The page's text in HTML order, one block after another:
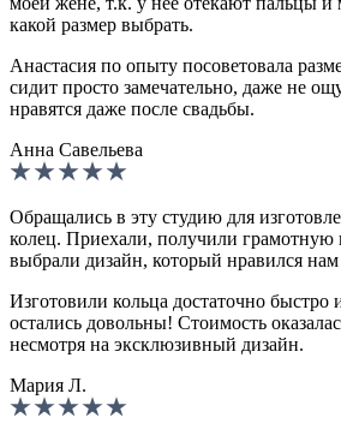
какой размер выбрать.
Анастасия по опыту посоветовала
сидит просто замечательно, даже не
нравятся даже после свадьбы.
Анна Савельева
Обращались в эту студию для
колец. Приехали, получили грамотную
выбрали дизайн, который нравился
Изготовили кольца достаточно
остались довольны! Стоимость
несмотря на эксклюзивный дизайн.
Мария Л.